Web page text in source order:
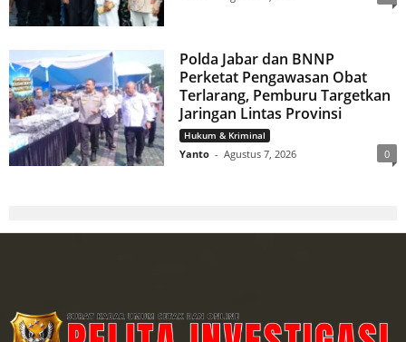
Polda Jabar dan BNNP
Perketat Pengawasan Obat
Terlarang, Pemburu Targetkan
Jaringan Lintas Provinsi
Hukum & Kriminal
Yanto - Agustus 7, 2026 0